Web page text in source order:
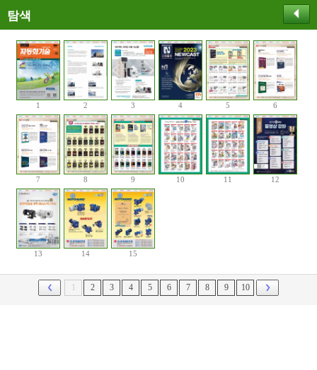
탐색
1 2 3 4 5 6
7 8 9 10 11 12
13 14 15
2 3 4 5 6 7 8 9 10